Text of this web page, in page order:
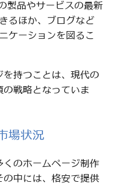
製品やサービスの最新
るほか、ブログなど
ケーションを図るこ
を持つことは、現代の
の戦略となっていま
場状況
くのホームページ制作
中には、格安で提供